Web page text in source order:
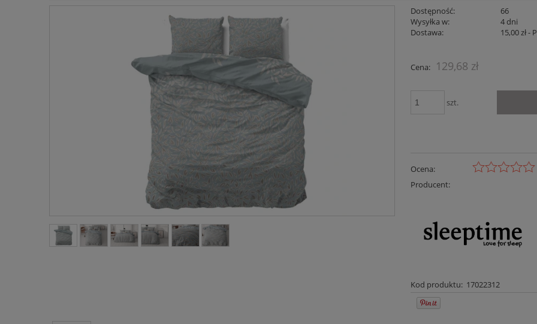
Dostępność:
66
Wysyłka w:
4 dni
Dostawa:
15,00 zł-
Cena: 129,68 zł
szt.
Ocena:
Producent:
Kod produktu: 17022312